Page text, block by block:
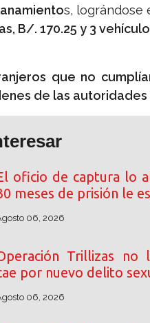
s, lográndose
B/. 170.25 y 3
que no
de las
oficio de captura lo
meses de prisión le
06, 2026
Trillizas no
por nuevo delito
06, 2026